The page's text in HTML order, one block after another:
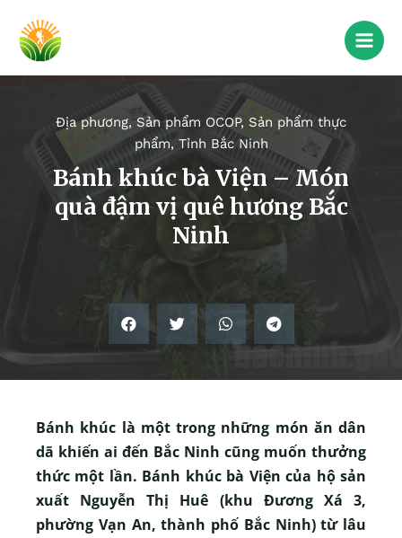
Địa phương,Sản phẩm OCOP, Sản phẩm thực
phẩm, Tỉnh Bắc Ninh
Bánh khúc bà Viện – Món
quà đậm vị quê hương Bắc
Ninh
Bánh khúc là một trong những món ăn dân
dã khiến ai đến Bắc Ninh cũng muốn thưởng
thức một lần. Bánh khúc bà Viện của hộ sản
xuất Nguyễn Thị Huê (khu Đương Xá 3,
phường Vạn An, thành phố Bắc Ninh) từ lâu